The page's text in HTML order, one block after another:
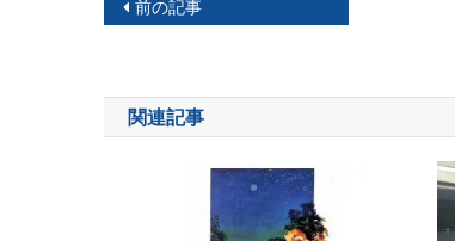
ナ
ビ
前の記事
関連記事